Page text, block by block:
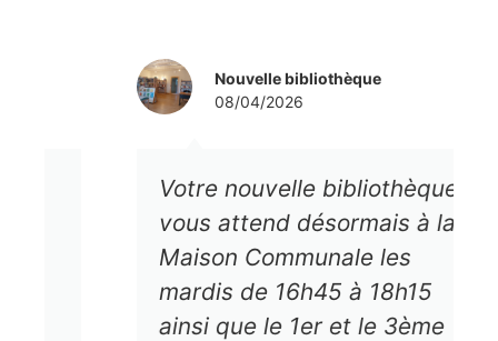
Votre nouvelle bibliothèque
vous attend désormais à la
Maison Communale les
mardis de 16h45 à 18h15
ainsi que le 1er et le 3ème
Nouvelle bibliothèque
08/04/2026